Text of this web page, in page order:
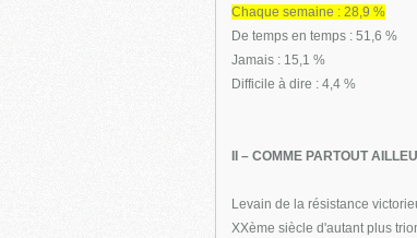
Chaque semaine : 28,9 %
De temps en temps : 51,6 %
Jamais : 15,1 %
Difficile à dire : 4,4 %
II – COMME PARTOUT
Levain de la résistance
XXème siècle d'autant plus